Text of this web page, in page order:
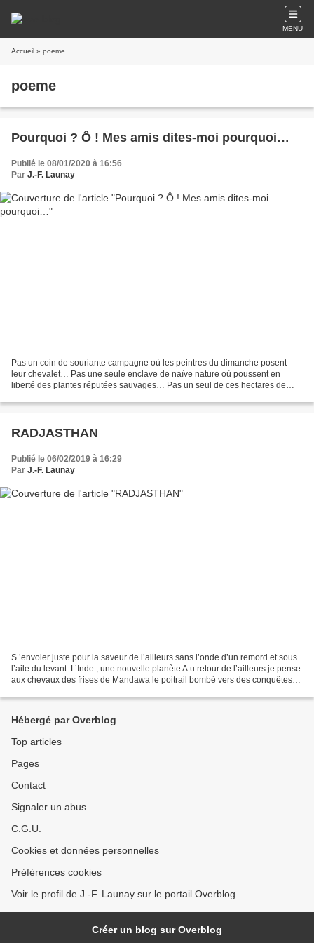
MENU
Accueil » poeme
poeme
Pourquoi ? Ô ! Mes amis dites-moi pourquoi…
Publié le 08/01/2020 à 16:56
Par J.-F. Launay
Pas un coin de souriante campagne où les peintres du dimanche posent
leur chevalet… Pas une seule enclave de naïve nature où poussent en
liberté des plantes réputées sauvages… Pas un seul de ces hectares de
RADJASTHAN
Publié le 06/02/2019 à 16:29
Par J.-F. Launay
S ’envoler juste pour la saveur de l’ailleurs sans l’onde d’un remord et sous
l’aile du levant. L’Inde , une nouvelle planète A u retour de l’ailleurs je pense
aux chevaux des frises de Mandawa le poitrail bombé vers des conquêtes
Hébergé par Overblog
Top articles
Pages
Contact
Signaler un abus
C.G.U.
Cookies et données personnelles
Préférences cookies
Voir le profil de J.-F. Launay sur le portail Overblog
Créer un blog sur Overblog